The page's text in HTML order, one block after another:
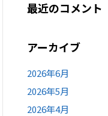
最近のコメント
アーカイブ
2026年6月
2026年5月
2026年4月